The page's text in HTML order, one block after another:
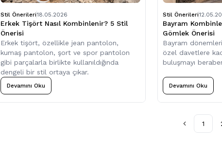
Stil Önerileri18.05.2026
Erkek Tişört Nasıl Kombinlenir? 5 Stil
Önerisi
Erkek tişört, özellikle jean pantolon,
kumaş pantolon, şort ve spor pantolon
gibi parçalarla birlikte kullanıldığında
dengeli bir stil ortaya çıkar.
Devamını Oku
Stil Önerileri
Bayram
Gömlek Önerisi
Bayram
özel davetlere
buluşmayı
Devamını Oku
1